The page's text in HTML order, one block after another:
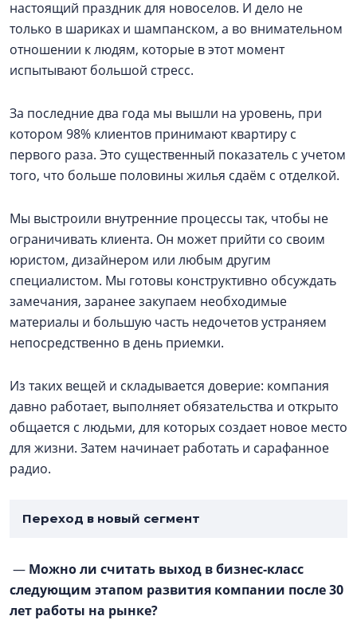
настоящий праздник для новоселов. И дело не
только в шариках и шампанском, а во внимательном
отношении к людям, которые в этот момент
испытывают большой стресс.
За последние два года мы вышли на уровень, при
котором 98% клиентов принимают квартиру с
первого раза. Это существенный показатель с учетом
того, что больше половины жилья сдаём с отделкой.
Мы выстроили внутренние процессы так, чтобы не
ограничивать клиента. Он может прийти со своим
юристом, дизайнером или любым другим
специалистом. Мы готовы конструктивно обсуждать
замечания, заранее закупаем необходимые
материалы и большую часть недочетов устраняем
непосредственно в день приемки.
Из таких вещей и складывается доверие: компания
давно работает, выполняет обязательства и открыто
общается с людьми, для которых создает новое место
для жизни. Затем начинает работать и сарафанное
радио.
Переход в новый сегмент
— Можно ли считать выход в бизнес-класс
следующим этапом развития компании после 30
лет работы на рынке?